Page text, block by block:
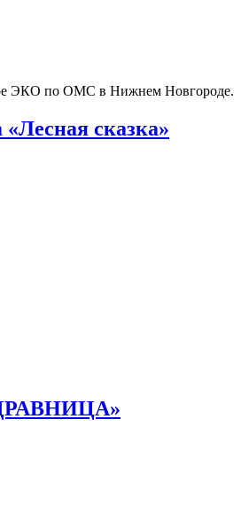
ЭКО по ОМС в Нижнем Новгороде.
сказка»